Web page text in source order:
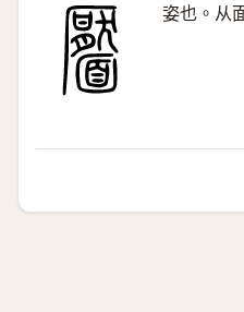
姿也。从